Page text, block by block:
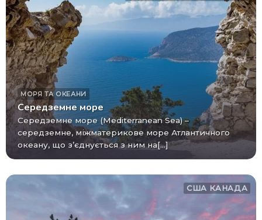
МОРЯ ТА ОКЕАНИ
Середземне море
Середземне море (Mediterranean Sea) –
середземне, міжматерикове море Атлантичного
океану, що з’єднується з ним на[...]
США КАНАДА